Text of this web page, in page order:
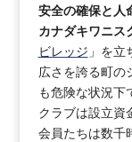
安全の確保と人
カナダキワニス
ビレッジ 」を
広さを誇る町の
も危険な状況下
クラブは設立資
会員たちは数千